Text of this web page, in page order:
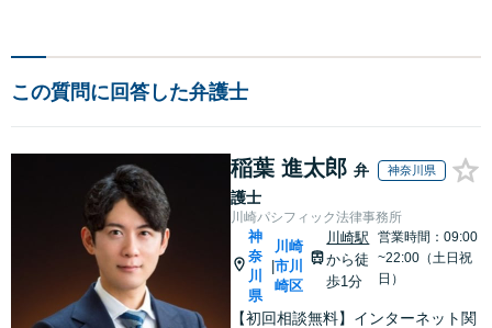
この質問に回答した弁護士
稲葉 進太郎 弁
護士
神奈川県
川崎パシフィック法律事務所
神
奈
川
県
川崎
市川
崎区
川崎駅
から徒
歩1分
営業時間：09:00
~22:00（土日祝
日）
【初回相談無料】インターネット関